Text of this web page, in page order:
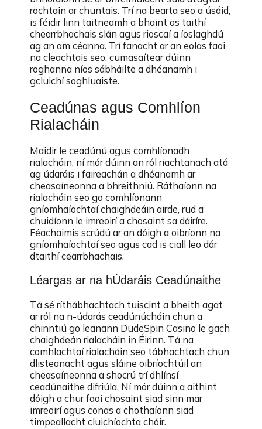
rochtain ar chuntais. Trí na bearta seo a úsáid,
is féidir linn taitneamh a bhaint as taithí
chearrbhachais slán agus rioscaí a íoslaghdú
ag an am céanna. Trí fanacht ar an eolas faoi
na cleachtais seo, cumasaítear dúinn
roghanna níos sábháilte a dhéanamh i
gcluichí soghluaiste.
Ceadúnas agus Comhlíon
Rialacháin
Maidir le ceadúnú agus comhlíonadh
rialacháin, ní mór dúinn an ról riachtanach atá
ag údaráis i faireachán a dhéanamh ar
cheasaíneonna a bhreithniú. Ráthaíonn na
rialacháin seo go comhlíonann
gníomhaíochtaí chaighdeáin airde, rud a
chuidíonn le imreoirí a chosaint sa dáiríre.
Féachaimis scrúdú ar an dóigh a oibríonn na
gníomhaíochtaí seo agus cad is ciall leo dár
dtaithí cearrbhachais.
Léargas ar na hÚdaráis Ceadúnaithe
Tá sé ríthábhachtach tuiscint a bheith agat
ar ról na n-údarás ceadúnúcháin chun a
chinntiú go leanann DudeSpin Casino le gach
chaighdeán rialacháin in Éirinn. Tá na
comhlachtaí rialacháin seo tábhachtach chun
dlisteanacht agus sláine oibríochtúil an
cheasaíneonna a shocrú trí dhlínsí
ceadúnaithe difriúla. Ní mór dúinn a aithint
dóigh a chur faoi chosaint siad sinn mar
imreoirí agus conas a chothaíonn siad
timpeallacht cluichíochta chóir.